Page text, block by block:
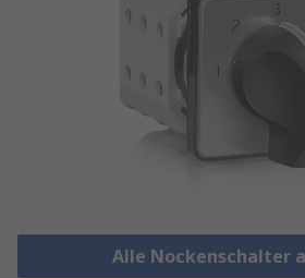
Alle Nockenschalter